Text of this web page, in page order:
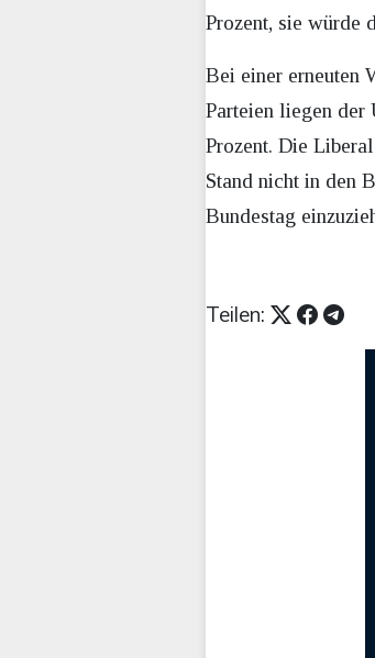
Prozent, sie würde
Bei einer erneuten
Parteien liegen der
Prozent. Die
Stand nicht in den
Bundestag
Teilen: